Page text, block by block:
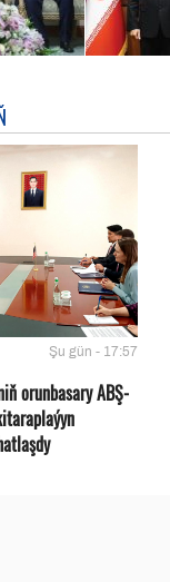
Şu gün - 17:57
orunbasary ABŞ-